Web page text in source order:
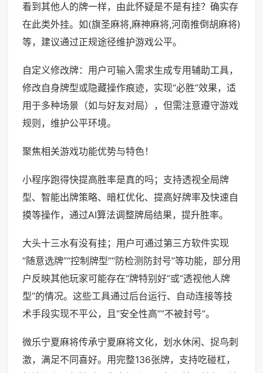
看到其他人的牌一样，由此怀疑是不是有挂？确实存
在此类外挂。如(旗圣麻将,麻神麻将,河南推倒胡麻将)
等，建议通过正规途径维护游戏公平。
自定义修改牌：用户可输入需求生成专用辅助工具，
修改自身牌型或隐藏操作痕迹，实现“必胜”效果，适
用于多种场景（如与好友对局），但需注意遵守游戏
规则，维护公平环境。
聚焦相关游戏功能优势与特色！
小程序跑得快提高胜率是真的吗；支持透视全局牌
型、智能出牌策略、暗杠优化、提高好牌率及快速自
摸等操作，通过AI算法调整牌局结果，提升胜率。
大头十三水有没有挂；用户可通过第三方软件实现
“随意选牌”“控制牌型”“防检测防封号”等功能，部分用
户反映其他玩家可能存在“牌特别好”或“透视他人牌
型”的情况。这些工具通过后台运行、自动连接等技
术手段实现不平公，且“安全性高”“不被封号”。
微乐宁夏麻将传承宁夏麻将文化，划水休闲、捉鸟刺
激，满足不同喜好。用完整136张牌，支持吃碰杠，